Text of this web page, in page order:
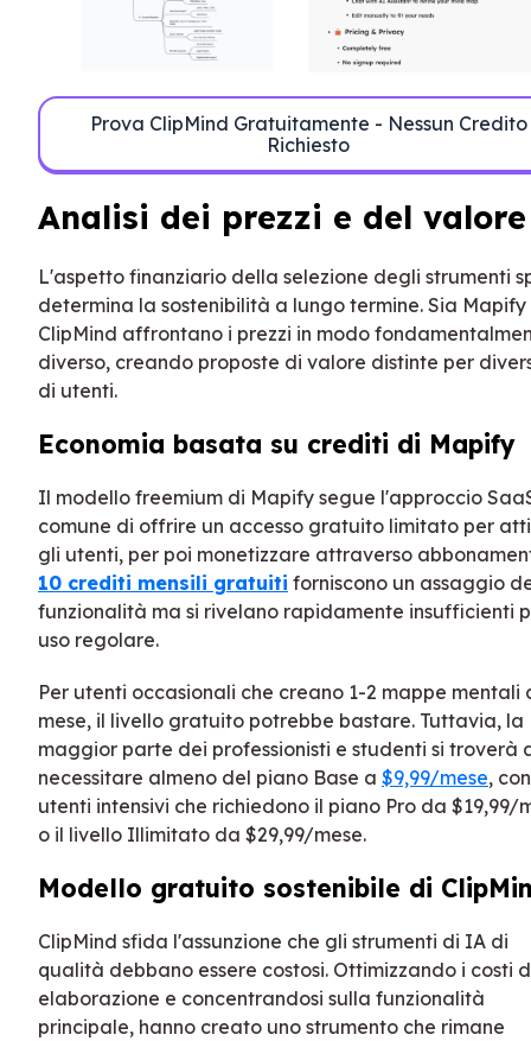
Prova ClipMind Gratuitamente - Nessun Credito
Richiesto
Analisi dei prezzi e del valore
L'aspetto finanziario della selezione degli strumenti
determina la sostenibilità a lungo termine. Sia Mapify
ClipMind affrontano i prezzi in modo
diverso, creando proposte di valore distinte per
di utenti.
Economia basata su crediti di Mapify
Il modello freemium di Mapify segue l'approccio
comune di offrire un accesso gratuito limitato per
gli utenti, per poi monetizzare attraverso
10 crediti mensili gratuiti forniscono un assaggio
funzionalità ma si rivelano rapidamente insufficienti
uso regolare.
Per utenti occasionali che creano 1-2 mappe mentali
mese, il livello gratuito potrebbe bastare. Tuttavia, la
maggior parte dei professionisti e studenti si troverà
necessitare almeno del piano Base a $9,99/mese, con
utenti intensivi che richiedono il piano Pro da $19,99/
o il livello Illimitato da $29,99/mese.
Modello gratuito sostenibile di
ClipMind sfida l'assunzione che gli strumenti di IA di
qualità debbano essere costosi. Ottimizzando i costi
elaborazione e concentrandosi sulla funzionalità
principale, hanno creato uno strumento che rimane